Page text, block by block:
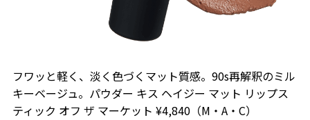
フワッと軽く、淡く色づくマット質感。90s再解釈のミル
キーベージュ。パウダー キス ヘイジー マット リップス
ティック オフ ザ マーケット ¥4,840（M・A・C）